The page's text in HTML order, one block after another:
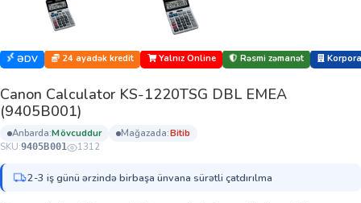
ƏDV 24 ayadək kredit Yalnız Online Rəsmi zəmanət
Canon Calculator KS-1220TSG DBL EMEA
(9405B001)
anbarda: mövcuddur mağazada:
bi̇ti̇b
SKU:9405B001 1312
2-3 iş günü ərzində birbaşa ünvana sürətli çatdırılma